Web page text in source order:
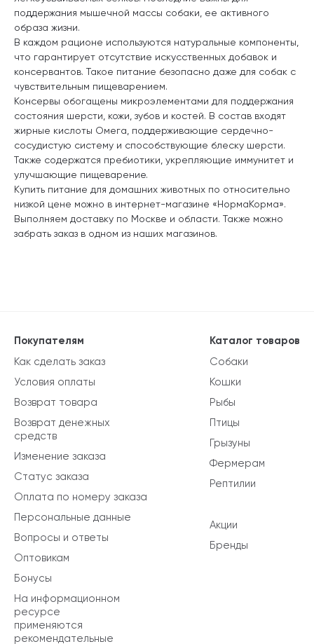
поддержания мышечной массы собаки, ее активного
образа жизни.
В каждом рационе используются натуральные компоненты,
что гарантирует отсутствие искусственных добавок и
консервантов. Такое питание безопасно даже для собак с
чувствительным пищеварением.
Консервы обогащены микроэлементами для поддержания
состояния шерсти, кожи, зубов и костей. В состав входят
жирные кислоты Омега, поддерживающие сердечно-
сосудистую систему и способствующие блеску шерсти.
Также содержатся пребиотики, укрепляющие иммунитет и
улучшающие пищеварение.
Купить питание для домашних животных по относительно
низкой цене можно в интернет-магазине «НормаКорма».
Выполняем доставку по Москве и области. Также можно
забрать заказ в одном из наших магазинов.
Каталог товаров
Собаки
Кошки
Рыбы
Птицы
Грызуны
Фермерам
Рептилии
Акции
Бренды
Покупателям
Как сделать заказ
Условия оплаты
Возврат товара
Возврат денежных
средств
Изменение заказа
Статус заказа
Оплата по номеру заказа
Персональные данные
Вопросы и ответы
Оптовикам
Бонусы
На информационном
ресурсе
применяются
рекомендательные